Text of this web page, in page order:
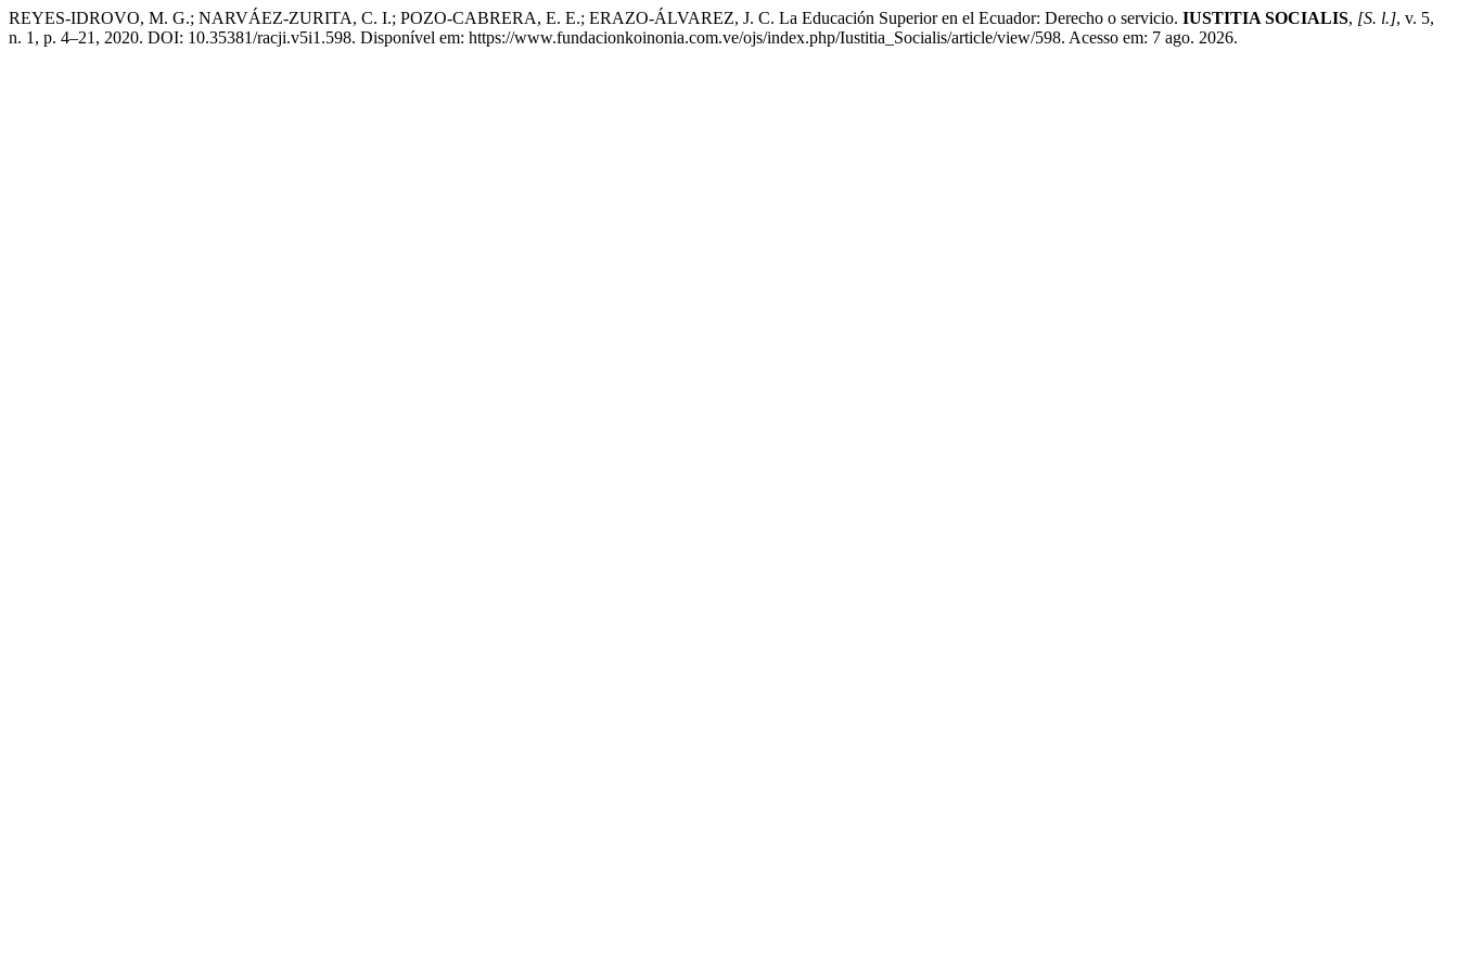
REYES-IDROVO, M. G.; NARVÁEZ-ZURITA, C. I.; POZO-CABRERA, E. E.; ERAZO-ÁLVAREZ, J. C. La Educación Superior en el Ecuador: Derecho o servicio. IUSTITIA SOCIALIS, [S. l.], v. 5,
n. 1, p. 4–21, 2020. DOI: 10.35381/racji.v5i1.598. Disponível em: https://www.fundacionkoinonia.com.ve/ojs/index.php/Iustitia_Socialis/article/view/598. Acesso em: 7 ago. 2026.